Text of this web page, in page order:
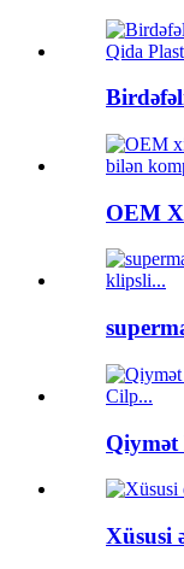
OEM
Qiymət
Xüsusi